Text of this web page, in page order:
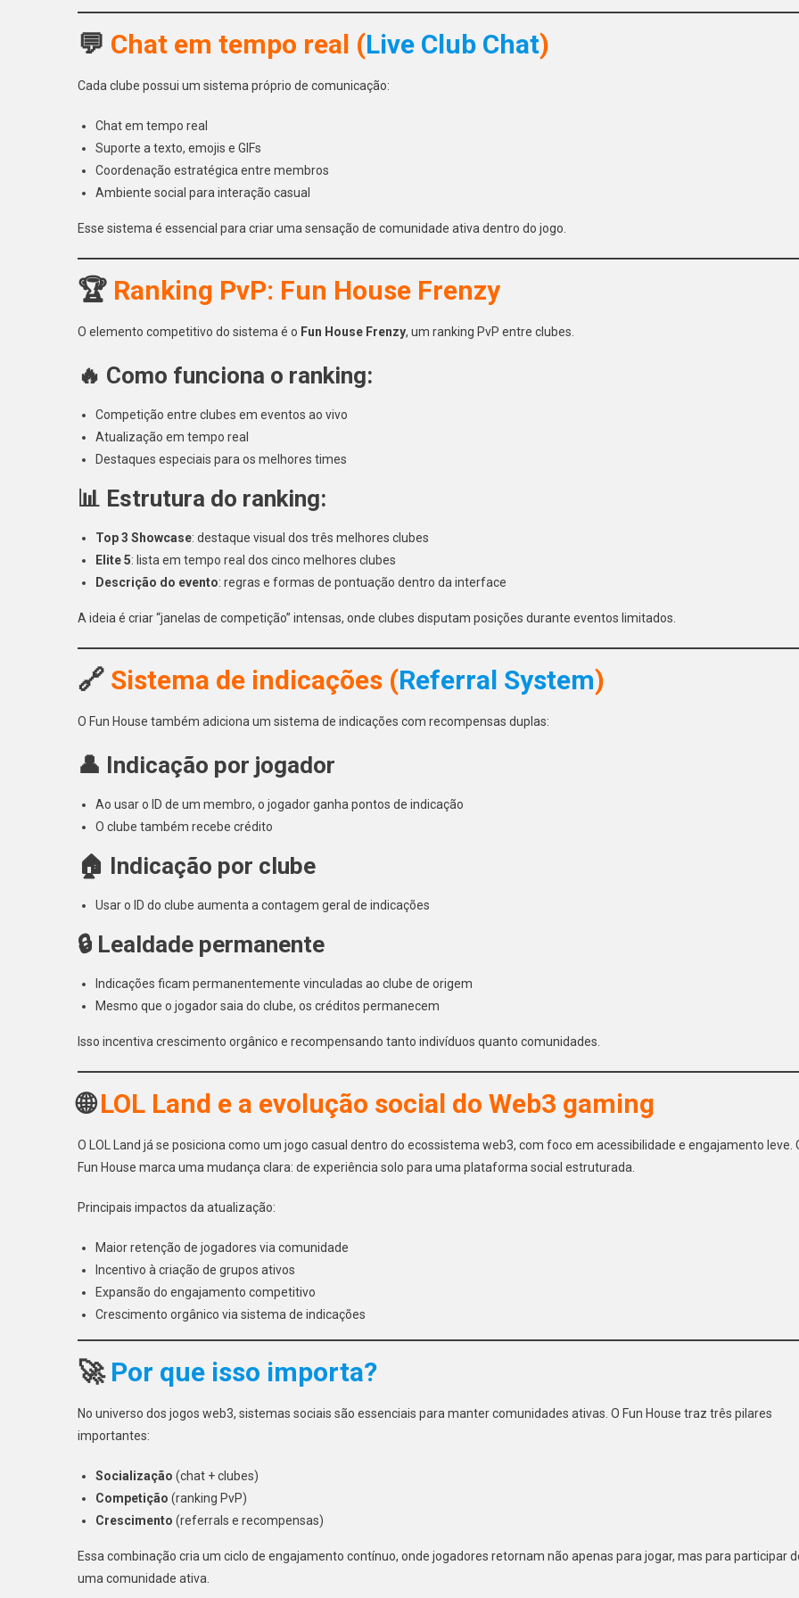
💬 Chat em tempo real (Live Club Chat)
Cada clube possui um sistema próprio de comunicação:
Chat em tempo real
Suporte a texto, emojis e GIFs
Coordenação estratégica entre membros
Ambiente social para interação casual
Esse sistema é essencial para criar uma sensação de comunidade ativa dentro do jogo.
🏆 Ranking PvP: Fun House Frenzy
O elemento competitivo do sistema é o Fun House Frenzy, um ranking PvP entre clubes.
🔥 Como funciona o ranking:
Competição entre clubes em eventos ao vivo
Atualização em tempo real
Destaques especiais para os melhores times
📊 Estrutura do ranking:
Top 3 Showcase: destaque visual dos três melhores clubes
Elite 5: lista em tempo real dos cinco melhores clubes
Descrição do evento: regras e formas de pontuação dentro da interface
A ideia é criar “janelas de competição” intensas, onde clubes disputam posições durante eventos limitados.
🔗 Sistema de indicações (Referral System)
O Fun House também adiciona um sistema de indicações com recompensas duplas:
👤 Indicação por jogador
Ao usar o ID de um membro, o jogador ganha pontos de indicação
O clube também recebe crédito
🏠 Indicação por clube
Usar o ID do clube aumenta a contagem geral de indicações
🔒 Lealdade permanente
Indicações ficam permanentemente vinculadas ao clube de origem
Mesmo que o jogador saia do clube, os créditos permanecem
Isso incentiva crescimento orgânico e recompensando tanto indivíduos quanto comunidades.
🌐LOL Land e a evolução social do Web3 gaming
O LOL Land já se posiciona como um jogo casual dentro do ecossistema web3, com foco em acessibilidade e engajamento leve.
Fun House marca uma mudança clara: de experiência solo para uma plataforma social estruturada.
Principais impactos da atualização:
Maior retenção de jogadores via comunidade
Incentivo à criação de grupos ativos
Expansão do engajamento competitivo
Crescimento orgânico via sistema de indicações
🚀Por que isso importa?
No universo dos jogos web3, sistemas sociais são essenciais para manter comunidades ativas. O Fun House traz três pilares
importantes:
Socialização (chat + clubes)
Competição (ranking PvP)
Crescimento (referrals e recompensas)
Essa combinação cria um ciclo de engajamento contínuo, onde jogadores retornam não apenas para jogar, mas para participar
uma comunidade ativa.